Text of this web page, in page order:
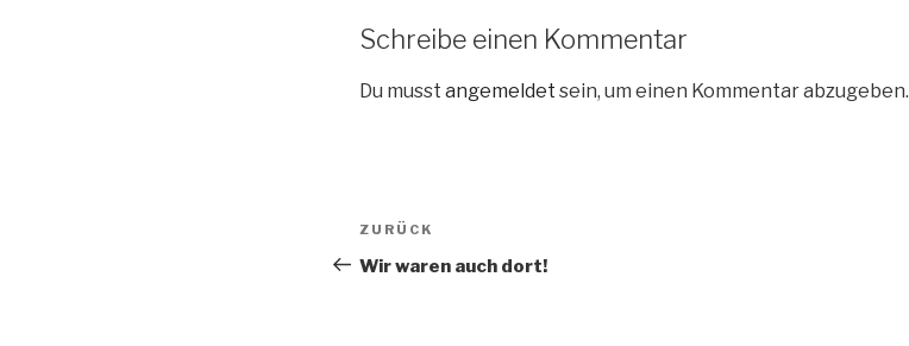
Schreibe einen Kommentar
Du musst angemeldet sein, um einen Kommentar abzugeben.
Beitragsnavigation
Vorheriger
Beitrag
ZURÜCK
Wir waren auch dort!